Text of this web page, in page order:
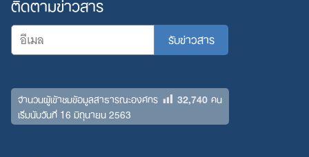
จำนวนผู้เข้าชมข้อมูลสาธารณะองค์กร 32,740คน
เริ่มนับวันที่ 16 มิถุนายน 2563